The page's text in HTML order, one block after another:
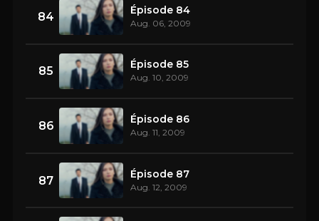
84 Épisode 84
Aug. 06, 2009
85 Épisode 85
Aug. 10, 2009
86 Épisode 86
Aug. 11, 2009
87 Épisode 87
Aug. 12, 2009